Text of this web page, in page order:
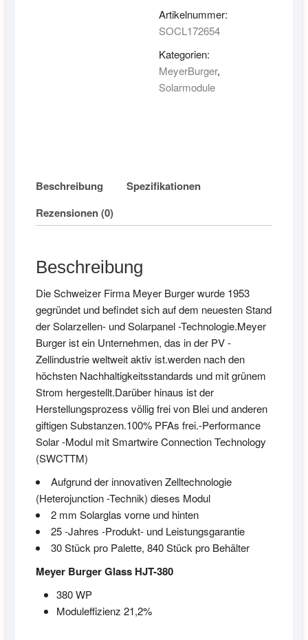
Artikelnummer:
SOCL172654
Kategorien:
MeyerBurger,
Solarmodule
Beschreibung
Spezifikationen
Rezensionen (0)
Beschreibung
Die Schweizer Firma Meyer Burger wurde 1953
gegründet und befindet sich auf dem neuesten Stand
der Solarzellen- und Solarpanel -Technologie.Meyer
Burger ist ein Unternehmen, das in der PV -
Zellindustrie weltweit aktiv ist.werden nach den
höchsten Nachhaltigkeitsstandards und mit grünem
Strom hergestellt.Darüber hinaus ist der
Herstellungsprozess völlig frei von Blei und anderen
giftigen Substanzen.100% PFAs frei.-Performance
Solar -Modul mit Smartwire Connection Technology
(SWCTTM)
Aufgrund der innovativen Zelltechnologie
(Heterojunction -Technik) dieses Modul
2 mm Solarglas vorne und hinten
25 -Jahres -Produkt- und Leistungsgarantie
30 Stück pro Palette, 840 Stück pro Behälter
Meyer Burger Glass HJT-380
380 WP
Moduleffizienz 21,2%